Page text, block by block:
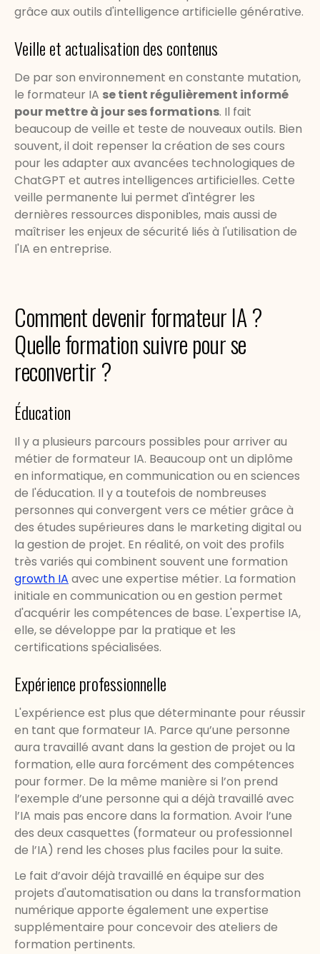
grâce aux outils d'intelligence artificielle générative.
Veille et actualisation des contenus
De par son environnement en constante mutation,
le formateur IA se tient régulièrement informé
pour mettre à jour ses formations. Il fait
beaucoup de veille et teste de nouveaux outils. Bien
souvent, il doit repenser la création de ses cours
pour les adapter aux avancées technologiques de
ChatGPT et autres intelligences artificielles. Cette
veille permanente lui permet d'intégrer les
dernières ressources disponibles, mais aussi de
maîtriser les enjeux de sécurité liés à l'utilisation de
l'IA en entreprise.
Comment devenir formateur IA ?
Quelle formation suivre pour se
reconvertir ?
Éducation
Il y a plusieurs parcours possibles pour arriver au
métier de formateur IA. Beaucoup ont un diplôme
en informatique, en communication ou en sciences
de l'éducation. Il y a toutefois de nombreuses
personnes qui convergent vers ce métier grâce à
des études supérieures dans le marketing digital ou
la gestion de projet. En réalité, on voit des profils
très variés qui combinent souvent une formation
growth IA avec une expertise métier. La formation
initiale en communication ou en gestion permet
d'acquérir les compétences de base. L'expertise IA,
elle, se développe par la pratique et les
certifications spécialisées.
Expérience professionnelle
L'expérience est plus que déterminante pour réussir
en tant que formateur IA. Parce qu’une personne
aura travaillé avant dans la gestion de projet ou la
formation, elle aura forcément des compétences
pour former. De la même manière si l’on prend
l’exemple d’une personne qui a déjà travaillé avec
l’IA mais pas encore dans la formation. Avoir l’une
des deux casquettes (formateur ou professionnel
de l’IA) rend les choses plus faciles pour la suite.
Le fait d’avoir déjà travaillé en équipe sur des
projets d'automatisation ou dans la transformation
numérique apporte également une expertise
supplémentaire pour concevoir des ateliers de
formation pertinents.